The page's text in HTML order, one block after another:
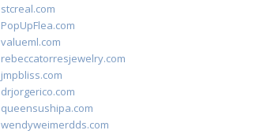
stcreal.com
PopUpFlea.com
valueml.com
rebeccatorresjewelry.com
jmpbliss.com
drjorgerico.com
queensushipa.com
wendyweimerdds.com